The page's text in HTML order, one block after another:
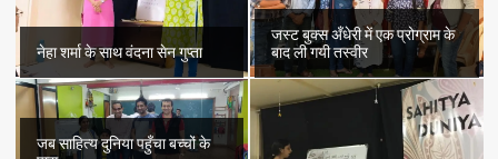
नेहा शर्मा के साथ वंदना सेन गुप्ता
जस्ट बुक्स अँधेरी में एक प्रोग्राम के
बाद ली गयी तस्वीर
जब साहित्य दुनिया पहुँचा बच्चों के